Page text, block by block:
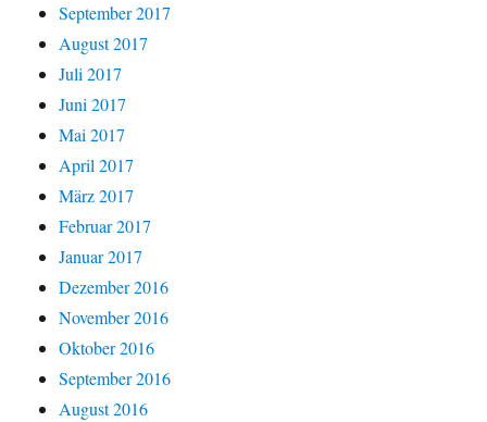
September 2017
August 2017
Juli 2017
Juni 2017
Mai 2017
April 2017
März 2017
Februar 2017
Januar 2017
Dezember 2016
November 2016
Oktober 2016
September 2016
August 2016